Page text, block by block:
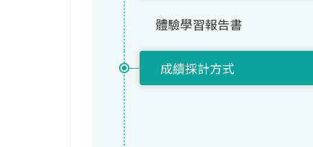
體驗學習報告書
成績採計方式